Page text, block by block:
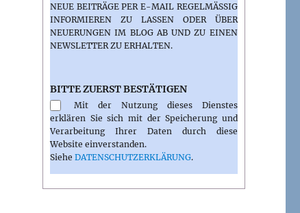
NEUE BEITRÄGE PER E-MAIL REGELMÄSSIG I
NFORMIEREN ZU LASSEN ODER ÜBER N
EUERUNGEN IM BLOG AB UND ZU EINEN N
EWSLETTER ZU ERHALTEN.
BITTE ZUERST BESTÄTIGEN
Mit der Nutzung dieses Dienstes
erklären Sie sich mit der Speicherung und
Verarbeitung Ihrer Daten durch diese
Website einverstanden.
Siehe DATENSCHUTZERKLÄRUNG.